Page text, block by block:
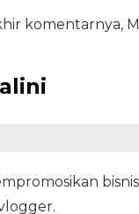
komentarnya,